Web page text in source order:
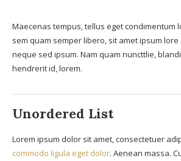
Maecenas tempus, tellus eget condimentum
sem quam semper libero, sit amet ipsum lore
neque sed ipsum. Nam quam nuncttlie,
hendrerit id, lorem.
Unordered List
Lorem ipsum dolor sit amet, consectetuer
commodo ligula eget dolor. Aenean massa.